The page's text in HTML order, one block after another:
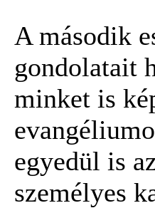
A második
gondolatait
minket is
egyedül is
személyes